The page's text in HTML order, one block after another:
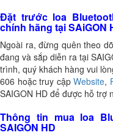
Đặt trước loa
chính hãng tại SAiGON
Ngoài ra, đừng quên theo
đang và sắp diễn ra tại
trình, quý khách hàng vui
606 hoặc truy cậpWebsite,
SAIGON HD để được hỗ trợ
Thông tin mua loa
SAIGON HD